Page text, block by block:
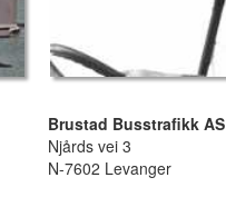
Brustad Busstrafikk AS
Njårds vei 3
N-7602 Levanger